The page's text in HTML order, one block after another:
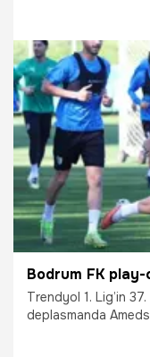
7.05.2026 Vatan TV
Trendyol 1. Lig’in
deplasmanda